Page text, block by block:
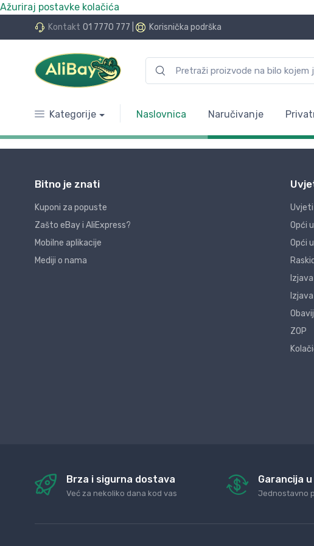
Ažuriraj postavke kolačića
Kontakt 01 7770 777 Korisnička podrška
Kategorije Naslovnica Naručivanje
Bitno je znati
Kuponi za popuste
Zašto eBay i AliExpress?
Mobilne aplikacije
Mediji o nama
Opći
Opći
ZOP
Brza i sigurna dostava
Već za nekoliko dana kod vas
Garancija
Jednostavno